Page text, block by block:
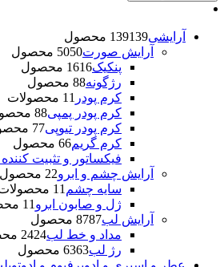
آرایشی 139139 محصول
آرایش صورت
5050 محصول
پنکیک
1616 محصول
رژگونه 88 محصول
کرم پودر
1 1 محصولات
کرم پودر پمپی 88 محصول
کرم پودر تیوپی 77 محصول
کرم گریم 66 محصول
فیکساتور و تثبیت
آرایش چشم و ابرو 22 محصول
سایه چشم
1 1 محصولات
ژل و صابون ابرو
1 1 محصولات
آرایش لب
8787 محصول
مداد و خط لب
2424 محصول
رژ لب
6363 محصول